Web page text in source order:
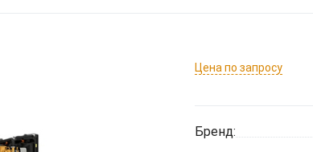
Цена по запросу
Бренд: